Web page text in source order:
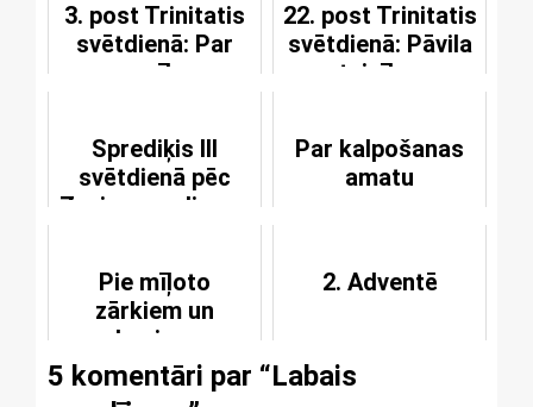
3. post Trinitatis
svētdienā: Par
pazemību un
ciešanām
22. post Trinitatis
svētdienā: Pāvila
pateicība un
Sprediķis III
svētdienā pēc
Zvaigznes dienas
Par kalpošanas
amatu
Pie mīļoto
zārkiem un
kapiem
2. Adventē
5 komentāri par “Labais